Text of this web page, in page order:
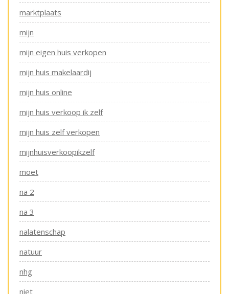
marktplaats
mijn
mijn eigen huis verkopen
mijn huis makelaardij
mijn huis online
mijn huis verkoop ik zelf
mijn huis zelf verkopen
mijnhuisverkoopikzelf
moet
na 2
na 3
nalatenschap
natuur
nhg
niet